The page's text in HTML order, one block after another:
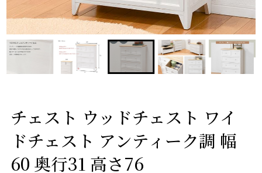
チェスト ウッドチェスト ワイ
ドチェスト アンティーク調 幅
60 奥行31 高さ76